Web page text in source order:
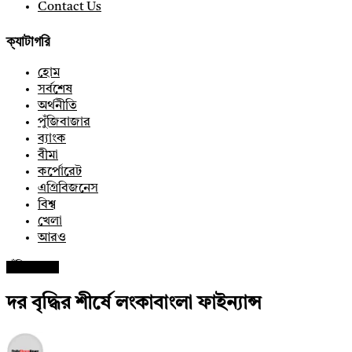
Contact Us
ক্যাটাগরি
হোম
সর্বশেষ
অর্থনীতি
পুঁজিবাজার
ব্যাংক
বীমা
কর্পোরেট
এগ্রিবিজনেস
বিশ্ব
খেলা
আরও
দর বৃদ্ধির শীর্ষে লংকাবাংলা ফাইন্যান্স